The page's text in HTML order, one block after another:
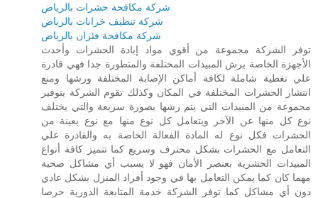
شركة مكافحة حشرات بالرياض
شركة تنظيف خزانات بالرياض
شركة مكافحة فئران بالرياض
توفر الشركة مجموعة من أقوي مواد إبادة الحشرات وأحدث
الأجهزة الخاصة برش المبيدات المختلفة والمتطورة جدا فهي قادرة
علي تغطية شاملة لكافة أماكن الإصابة المختلفة ورشها ومنع
انتشار الحشرات المختلفة في المكان وكذلك تقوم الشركة بتوفير
مجموعة من المبيدات التي يتم رشها بصورة سريعة والتي يختلف
نوع كل منها عن الآخر ويتعامل كل نوع منها مع نوع بعينة من
الحشرات فكل نوع له المادة الفعالة الخاصة به والقادرة علي
التعامل مع الحشرات بشكل محترف وسريع كما تتميز كافة أنواع
المبيدات الحشرية بعنصر الأمان فهو لا يسبب أي مشاكل صحية
مهما كان كما يمكن التعامل بها في وجود أفراد المنزل بشكل عادي
دون أي مشاكل كما توفر الشركة خدمة المتابعة الدورية حرصا